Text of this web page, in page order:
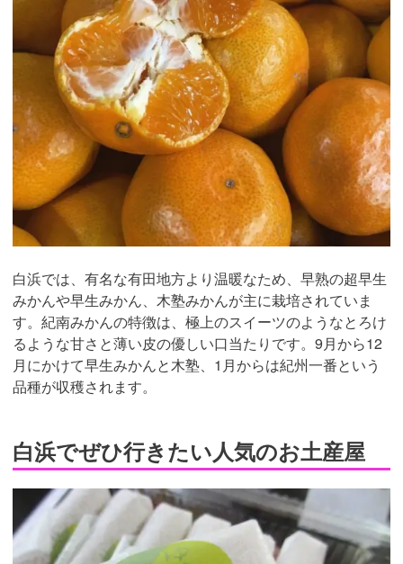
白浜では、有名な有田地方より温暖なため、早熟の超早生
みかんや早生みかん、木塾みかんが主に栽培されていま
す。紀南みかんの特徴は、極上のスイーツのようなとろけ
るような甘さと薄い皮の優しい口当たりです。9月から12
月にかけて早生みかんと木塾、1月からは紀州一番という
品種が収穫されます。
白浜でぜひ行きたい人気のお土産屋